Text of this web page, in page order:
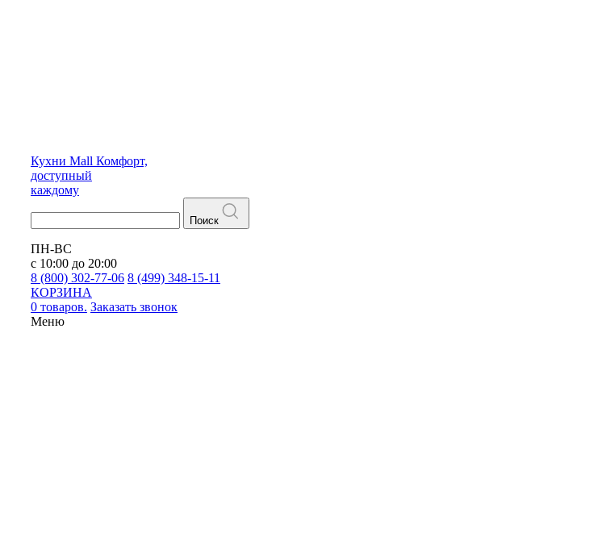
Кухни Mall Комфорт,
доступный
каждому
Поиск
ПН-ВС
с 10:00 до 20:00
8 (800) 302-77-06 8 (499) 348-15-11
КОРЗИНА
0 товаров. Заказать звонок
Меню